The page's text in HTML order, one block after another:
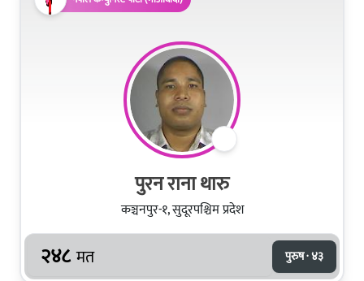
पुरन राना थारु
कञ्चनपुर-१, सुदूरपश्चिम प्रदेश
२४८ मत पुरुष · ४३